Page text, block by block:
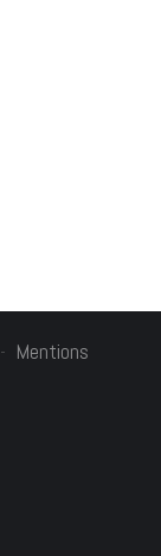
- Mentions